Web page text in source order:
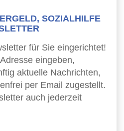
SOZIALHILFE
für Sie eingerichtet!
eingeben,
aktuelle Nachrichten,
per Email zugestellt.
auch jederzeit